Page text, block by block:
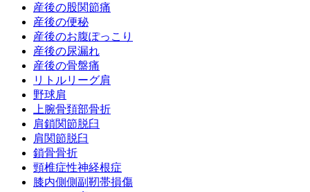
産後の股関節痛
産後の便秘
産後のお腹ぽっこり
産後の尿漏れ
産後の骨盤痛
リトルリーグ肩
野球肩
上腕骨頚部骨折
肩鎖関節脱臼
肩関節脱臼
鎖骨骨折
頸椎症性神経根症
膝内側側副靭帯損傷